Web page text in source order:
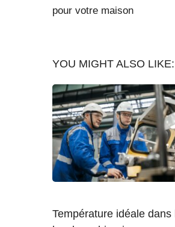
pour votre maison
YOU MIGHT ALSO LIKE:
Température idéale dans